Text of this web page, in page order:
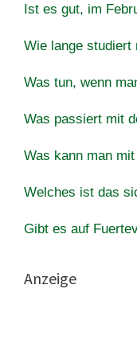
Ist es gut, im
Wie lange studiert
Was tun, wenn
Was passiert mit
Was kann man
Welches ist das
Gibt es auf
Anzeige